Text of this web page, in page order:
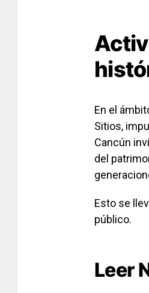
En el
Sitios,
Cancún
del
Esto se
público.
Leer